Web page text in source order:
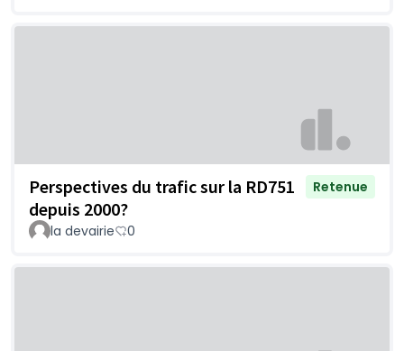
Perspectives du trafic sur la RD751
depuis 2000?
Retenue
la devairie 0